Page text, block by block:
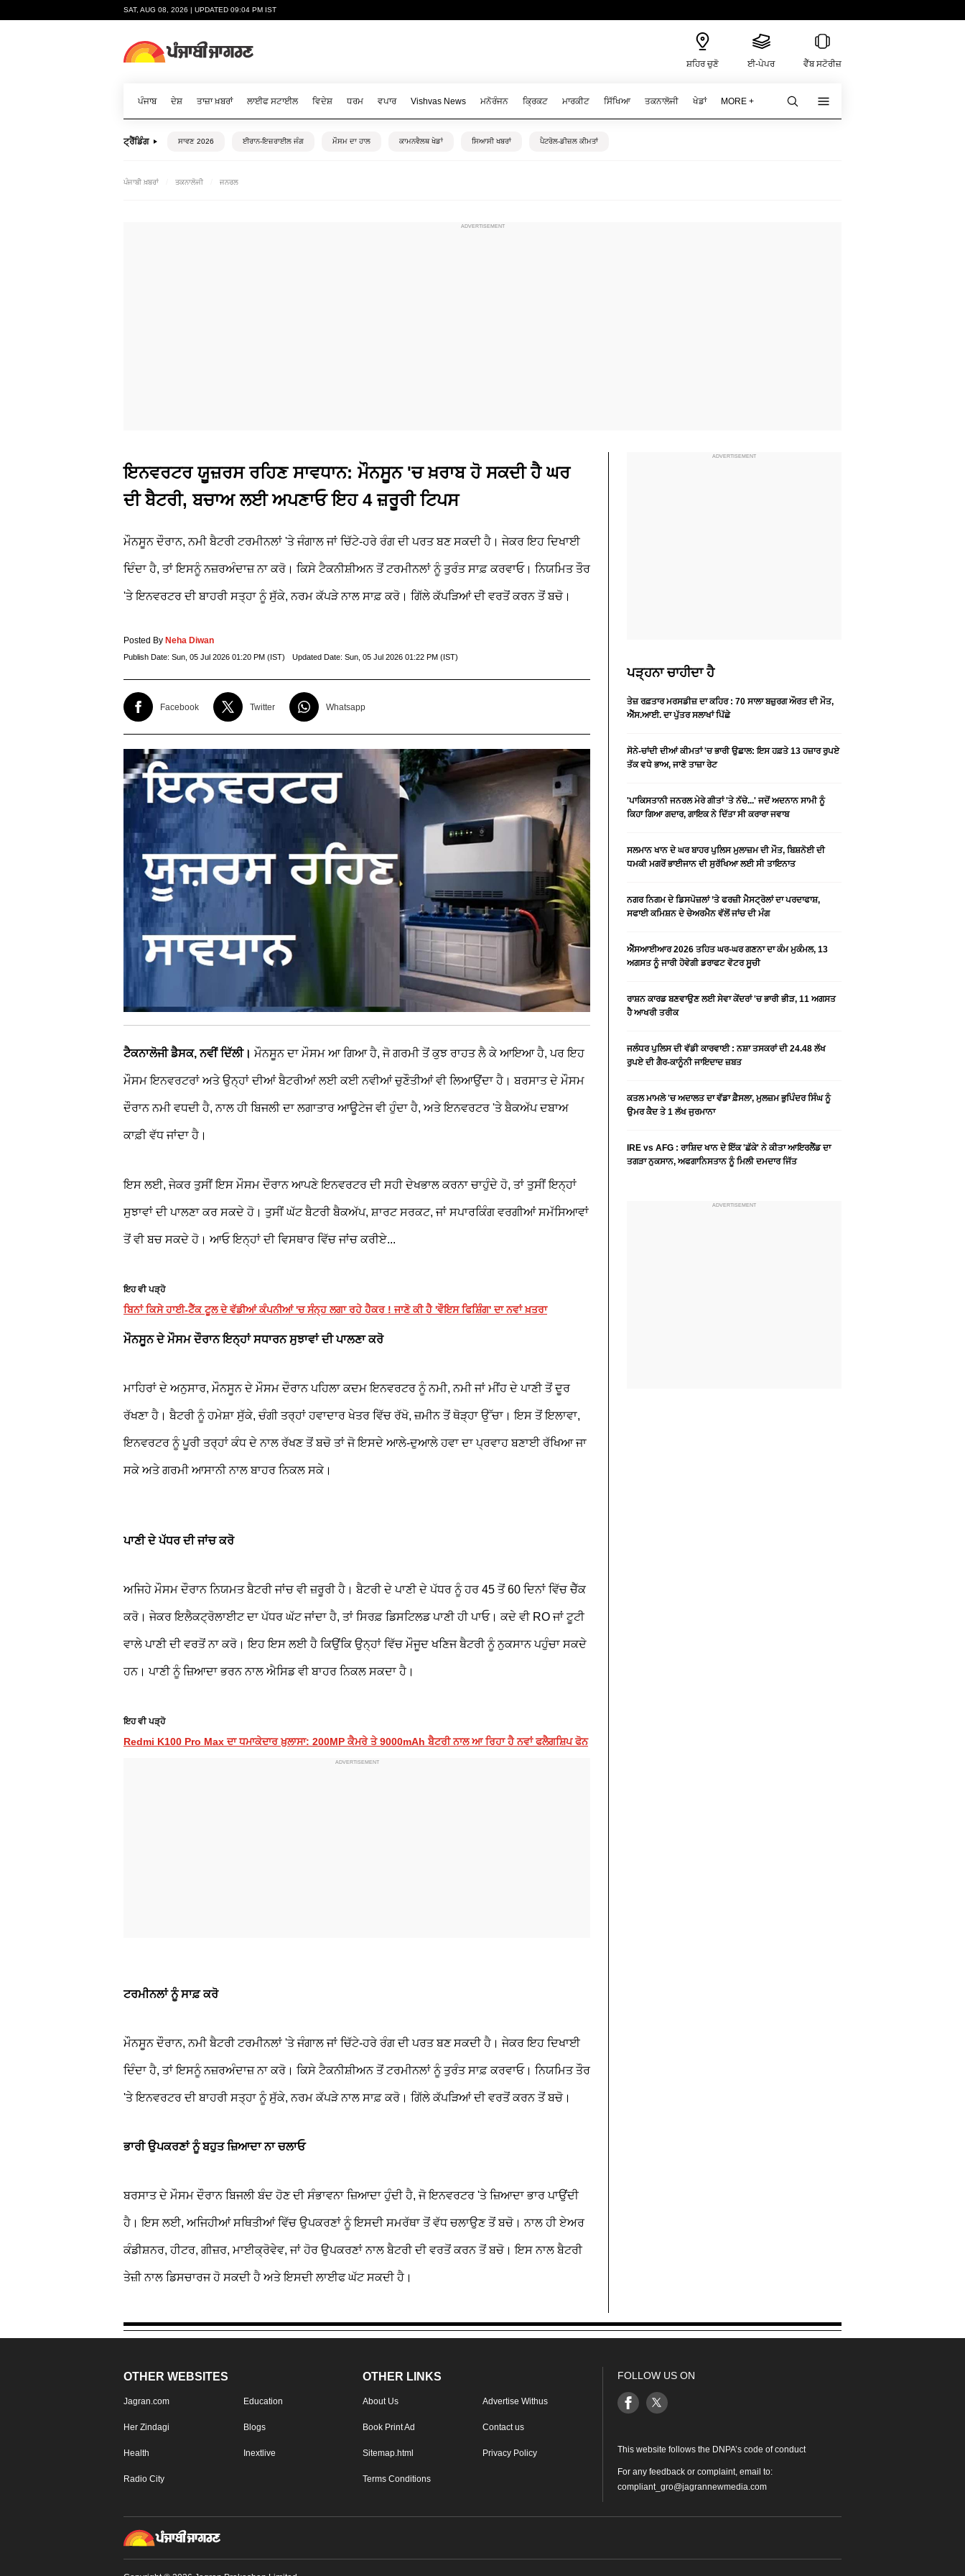
SAT, AUG 08, 2026 | UPDATED 09:04 PM IST
ਸ਼ਹਿਰ ਚੁਣੋ ਈ-ਪੇਪਰ ਵੈੱਬ ਸਟੋਰੀਜ਼
ਪੰਜਾਬ ਦੇਸ਼ ਤਾਜ਼ਾ ਖ਼ਬਰਾਂ ਲਾਈਫ ਸਟਾਈਲ ਵਿਦੇਸ਼ ਧਰਮ ਵਪਾਰ Vishvas News ਮਨੋਰੰਜਨ ਕ੍ਰਿਕਟ ਮਾਰਕੀਟ ਸਿੱਖਿਆ ਤਕਨਾਲੋਜੀ ਖੇਡਾਂ MORE +
ਟ੍ਰੈਂਡਿੰਗ ਸਾਵਣ 2026 ਈਰਾਨ-ਇਜ਼ਰਾਈਲ ਜੰਗ ਮੌਸਮ ਦਾ ਹਾਲ ਕਾਮਨਵੈਲਥ ਖੇਡਾਂ ਸਿਆਸੀ ਖਬਰਾਂ ਪੈਟਰੋਲ-ਡੀਜ਼ਲ ਕੀਮਤਾਂ
ਪੰਜਾਬੀ ਖ਼ਬਰਾਂ ਤਕਨਾਲੋਜੀ ਜਨਰਲ
ਇਨਵਰਟਰ ਯੂਜ਼ਰਸ ਰਹਿਣ ਸਾਵਧਾਨ: ਮੌਨਸੂਨ 'ਚ ਖ਼ਰਾਬ ਹੋ ਸਕਦੀ ਹੈ ਘਰ
ਦੀ ਬੈਟਰੀ, ਬਚਾਅ ਲਈ ਅਪਣਾਓ ਇਹ 4 ਜ਼ਰੂਰੀ ਟਿਪਸ
ਮੌਨਸੂਨ ਦੌਰਾਨ, ਨਮੀ ਬੈਟਰੀ ਟਰਮੀਨਲਾਂ 'ਤੇ ਜੰਗਾਲ ਜਾਂ ਚਿੱਟੇ-ਹਰੇ ਰੰਗ ਦੀ ਪਰਤ ਬਣ ਸਕਦੀ ਹੈ। ਜੇਕਰ ਇਹ ਦਿਖਾਈ
ਦਿੰਦਾ ਹੈ, ਤਾਂ ਇਸਨੂੰ ਨਜ਼ਰਅੰਦਾਜ਼ ਨਾ ਕਰੋ। ਕਿਸੇ ਟੈਕਨੀਸ਼ੀਅਨ ਤੋਂ ਟਰਮੀਨਲਾਂ ਨੂੰ ਤੁਰੰਤ ਸਾਫ਼ ਕਰਵਾਓ। ਨਿਯਮਿਤ ਤੌਰ
'ਤੇ ਇਨਵਰਟਰ ਦੀ ਬਾਹਰੀ ਸਤ੍ਹਾ ਨੂੰ ਸੁੱਕੇ, ਨਰਮ ਕੱਪੜੇ ਨਾਲ ਸਾਫ਼ ਕਰੋ। ਗਿੱਲੇ ਕੱਪੜਿਆਂ ਦੀ ਵਰਤੋਂ ਕਰਨ ਤੋਂ ਬਚੋ।
Posted By Neha Diwan
Publish Date: Sun, 05 Jul 2026 01:20 PM (IST) Updated Date: Sun, 05 Jul 2026 01:22 PM (IST)
Facebook Twitter Whatsapp
ਟੈਕਨਾਲੋਜੀ ਡੈਸਕ, ਨਵੀਂ ਦਿੱਲੀ। ਮੌਨਸੂਨ ਦਾ ਮੌਸਮ ਆ ਗਿਆ ਹੈ, ਜੋ ਗਰਮੀ ਤੋਂ ਕੁਝ ਰਾਹਤ ਲੈ ਕੇ ਆਇਆ ਹੈ, ਪਰ ਇਹ
ਮੌਸਮ ਇਨਵਰਟਰਾਂ ਅਤੇ ਉਨ੍ਹਾਂ ਦੀਆਂ ਬੈਟਰੀਆਂ ਲਈ ਕਈ ਨਵੀਆਂ ਚੁਣੌਤੀਆਂ ਵੀ ਲਿਆਉਂਦਾ ਹੈ। ਬਰਸਾਤ ਦੇ ਮੌਸਮ
ਦੌਰਾਨ ਨਮੀ ਵਧਦੀ ਹੈ, ਨਾਲ ਹੀ ਬਿਜਲੀ ਦਾ ਲਗਾਤਾਰ ਆਊਟੇਜ ਵੀ ਹੁੰਦਾ ਹੈ, ਅਤੇ ਇਨਵਰਟਰ 'ਤੇ ਬੈਕਅੱਪ ਦਬਾਅ
ਕਾਫ਼ੀ ਵੱਧ ਜਾਂਦਾ ਹੈ।
ਇਸ ਲਈ, ਜੇਕਰ ਤੁਸੀਂ ਇਸ ਮੌਸਮ ਦੌਰਾਨ ਆਪਣੇ ਇਨਵਰਟਰ ਦੀ ਸਹੀ ਦੇਖਭਾਲ ਕਰਨਾ ਚਾਹੁੰਦੇ ਹੋ, ਤਾਂ ਤੁਸੀਂ ਇਨ੍ਹਾਂ
ਸੁਝਾਵਾਂ ਦੀ ਪਾਲਣਾ ਕਰ ਸਕਦੇ ਹੋ। ਤੁਸੀਂ ਘੱਟ ਬੈਟਰੀ ਬੈਕਅੱਪ, ਸ਼ਾਰਟ ਸਰਕਟ, ਜਾਂ ਸਪਾਰਕਿੰਗ ਵਰਗੀਆਂ ਸਮੱਸਿਆਵਾਂ
ਤੋਂ ਵੀ ਬਚ ਸਕਦੇ ਹੋ। ਆਓ ਇਨ੍ਹਾਂ ਦੀ ਵਿਸਥਾਰ ਵਿੱਚ ਜਾਂਚ ਕਰੀਏ...
ਇਹ ਵੀ ਪੜ੍ਹੋ
ਬਿਨਾਂ ਕਿਸੇ ਹਾਈ-ਟੈੱਕ ਟੂਲ ਦੇ ਵੱਡੀਆਂ ਕੰਪਨੀਆਂ 'ਚ ਸੰਨ੍ਹ ਲਗਾ ਰਹੇ ਹੈਕਰ ! ਜਾਣੋ ਕੀ ਹੈ 'ਵੌਇਸ ਫਿਸ਼ਿੰਗ' ਦਾ ਨਵਾਂ ਖ਼ਤਰਾ
ਮੌਨਸੂਨ ਦੇ ਮੌਸਮ ਦੌਰਾਨ ਇਨ੍ਹਾਂ ਸਧਾਰਨ ਸੁਝਾਵਾਂ ਦੀ ਪਾਲਣਾ ਕਰੋ
ਮਾਹਿਰਾਂ ਦੇ ਅਨੁਸਾਰ, ਮੌਨਸੂਨ ਦੇ ਮੌਸਮ ਦੌਰਾਨ ਪਹਿਲਾ ਕਦਮ ਇਨਵਰਟਰ ਨੂੰ ਨਮੀ, ਨਮੀ ਜਾਂ ਮੀਂਹ ਦੇ ਪਾਣੀ ਤੋਂ ਦੂਰ
ਰੱਖਣਾ ਹੈ। ਬੈਟਰੀ ਨੂੰ ਹਮੇਸ਼ਾ ਸੁੱਕੇ, ਚੰਗੀ ਤਰ੍ਹਾਂ ਹਵਾਦਾਰ ਖੇਤਰ ਵਿੱਚ ਰੱਖੋ, ਜ਼ਮੀਨ ਤੋਂ ਥੋੜ੍ਹਾ ਉੱਚਾ। ਇਸ ਤੋਂ ਇਲਾਵਾ,
ਇਨਵਰਟਰ ਨੂੰ ਪੂਰੀ ਤਰ੍ਹਾਂ ਕੰਧ ਦੇ ਨਾਲ ਰੱਖਣ ਤੋਂ ਬਚੋ ਤਾਂ ਜੋ ਇਸਦੇ ਆਲੇ-ਦੁਆਲੇ ਹਵਾ ਦਾ ਪ੍ਰਵਾਹ ਬਣਾਈ ਰੱਖਿਆ ਜਾ
ਸਕੇ ਅਤੇ ਗਰਮੀ ਆਸਾਨੀ ਨਾਲ ਬਾਹਰ ਨਿਕਲ ਸਕੇ।
ਪਾਣੀ ਦੇ ਪੱਧਰ ਦੀ ਜਾਂਚ ਕਰੋ
ਅਜਿਹੇ ਮੌਸਮ ਦੌਰਾਨ ਨਿਯਮਤ ਬੈਟਰੀ ਜਾਂਚ ਵੀ ਜ਼ਰੂਰੀ ਹੈ। ਬੈਟਰੀ ਦੇ ਪਾਣੀ ਦੇ ਪੱਧਰ ਨੂੰ ਹਰ 45 ਤੋਂ 60 ਦਿਨਾਂ ਵਿੱਚ ਚੈੱਕ
ਕਰੋ। ਜੇਕਰ ਇਲੈਕਟ੍ਰੋਲਾਈਟ ਦਾ ਪੱਧਰ ਘੱਟ ਜਾਂਦਾ ਹੈ, ਤਾਂ ਸਿਰਫ਼ ਡਿਸਟਿਲਡ ਪਾਣੀ ਹੀ ਪਾਓ। ਕਦੇ ਵੀ RO ਜਾਂ ਟੂਟੀ
ਵਾਲੇ ਪਾਣੀ ਦੀ ਵਰਤੋਂ ਨਾ ਕਰੋ। ਇਹ ਇਸ ਲਈ ਹੈ ਕਿਉਂਕਿ ਉਨ੍ਹਾਂ ਵਿੱਚ ਮੌਜੂਦ ਖਣਿਜ ਬੈਟਰੀ ਨੂੰ ਨੁਕਸਾਨ ਪਹੁੰਚਾ ਸਕਦੇ
ਹਨ। ਪਾਣੀ ਨੂੰ ਜ਼ਿਆਦਾ ਭਰਨ ਨਾਲ ਐਸਿਡ ਵੀ ਬਾਹਰ ਨਿਕਲ ਸਕਦਾ ਹੈ।
ਇਹ ਵੀ ਪੜ੍ਹੋ
Redmi K100 Pro Max ਦਾ ਧਮਾਕੇਦਾਰ ਖ਼ੁਲਾਸਾ: 200MP ਕੈਮਰੇ ਤੇ 9000mAh ਬੈਟਰੀ ਨਾਲ ਆ ਰਿਹਾ ਹੈ ਨਵਾਂ ਫਲੈਗਸ਼ਿਪ ਫੋਨ
ਟਰਮੀਨਲਾਂ ਨੂੰ ਸਾਫ਼ ਕਰੋ
ਮੌਨਸੂਨ ਦੌਰਾਨ, ਨਮੀ ਬੈਟਰੀ ਟਰਮੀਨਲਾਂ 'ਤੇ ਜੰਗਾਲ ਜਾਂ ਚਿੱਟੇ-ਹਰੇ ਰੰਗ ਦੀ ਪਰਤ ਬਣ ਸਕਦੀ ਹੈ। ਜੇਕਰ ਇਹ ਦਿਖਾਈ
ਦਿੰਦਾ ਹੈ, ਤਾਂ ਇਸਨੂੰ ਨਜ਼ਰਅੰਦਾਜ਼ ਨਾ ਕਰੋ। ਕਿਸੇ ਟੈਕਨੀਸ਼ੀਅਨ ਤੋਂ ਟਰਮੀਨਲਾਂ ਨੂੰ ਤੁਰੰਤ ਸਾਫ਼ ਕਰਵਾਓ। ਨਿਯਮਿਤ ਤੌਰ
'ਤੇ ਇਨਵਰਟਰ ਦੀ ਬਾਹਰੀ ਸਤ੍ਹਾ ਨੂੰ ਸੁੱਕੇ, ਨਰਮ ਕੱਪੜੇ ਨਾਲ ਸਾਫ਼ ਕਰੋ। ਗਿੱਲੇ ਕੱਪੜਿਆਂ ਦੀ ਵਰਤੋਂ ਕਰਨ ਤੋਂ ਬਚੋ।
ਭਾਰੀ ਉਪਕਰਣਾਂ ਨੂੰ ਬਹੁਤ ਜ਼ਿਆਦਾ ਨਾ ਚਲਾਓ
ਬਰਸਾਤ ਦੇ ਮੌਸਮ ਦੌਰਾਨ ਬਿਜਲੀ ਬੰਦ ਹੋਣ ਦੀ ਸੰਭਾਵਨਾ ਜ਼ਿਆਦਾ ਹੁੰਦੀ ਹੈ, ਜੋ ਇਨਵਰਟਰ 'ਤੇ ਜ਼ਿਆਦਾ ਭਾਰ ਪਾਉਂਦੀ
ਹੈ। ਇਸ ਲਈ, ਅਜਿਹੀਆਂ ਸਥਿਤੀਆਂ ਵਿੱਚ ਉਪਕਰਣਾਂ ਨੂੰ ਇਸਦੀ ਸਮਰੱਥਾ ਤੋਂ ਵੱਧ ਚਲਾਉਣ ਤੋਂ ਬਚੋ। ਨਾਲ ਹੀ ਏਅਰ
ਕੰਡੀਸ਼ਨਰ, ਹੀਟਰ, ਗੀਜ਼ਰ, ਮਾਈਕ੍ਰੋਵੇਵ, ਜਾਂ ਹੋਰ ਉਪਕਰਣਾਂ ਨਾਲ ਬੈਟਰੀ ਦੀ ਵਰਤੋਂ ਕਰਨ ਤੋਂ ਬਚੋ। ਇਸ ਨਾਲ ਬੈਟਰੀ
ਤੇਜ਼ੀ ਨਾਲ ਡਿਸਚਾਰਜ ਹੋ ਸਕਦੀ ਹੈ ਅਤੇ ਇਸਦੀ ਲਾਈਫ ਘੱਟ ਸਕਦੀ ਹੈ।
ਪੜ੍ਹਨਾ ਚਾਹੀਦਾ ਹੈ
ਤੇਜ਼ ਰਫ਼ਤਾਰ ਮਰਸਡੀਜ਼ ਦਾ ਕਹਿਰ : 70 ਸਾਲਾ ਬਜ਼ੁਰਗ ਔਰਤ ਦੀ ਮੌਤ,
ਐੱਸ.ਆਈ. ਦਾ ਪੁੱਤਰ ਸਲਾਖਾਂ ਪਿੱਛੇ
ਸੋਨੇ-ਚਾਂਦੀ ਦੀਆਂ ਕੀਮਤਾਂ 'ਚ ਭਾਰੀ ਉਛਾਲ: ਇਸ ਹਫ਼ਤੇ 13 ਹਜ਼ਾਰ ਰੁਪਏ
ਤੱਕ ਵਧੇ ਭਾਅ, ਜਾਣੋ ਤਾਜ਼ਾ ਰੇਟ
'ਪਾਕਿਸਤਾਨੀ ਜਨਰਲ ਮੇਰੇ ਗੀਤਾਂ 'ਤੇ ਨੱਚੇ...' ਜਦੋਂ ਅਦਨਾਨ ਸਾਮੀ ਨੂੰ
ਕਿਹਾ ਗਿਆ ਗਦਾਰ, ਗਾਇਕ ਨੇ ਦਿੱਤਾ ਸੀ ਕਰਾਰਾ ਜਵਾਬ
ਸਲਮਾਨ ਖਾਨ ਦੇ ਘਰ ਬਾਹਰ ਪੁਲਿਸ ਮੁਲਾਜ਼ਮ ਦੀ ਮੌਤ, ਬਿਸ਼ਨੋਈ ਦੀ
ਧਮਕੀ ਮਗਰੋਂ ਭਾਈਜਾਨ ਦੀ ਸੁਰੱਖਿਆ ਲਈ ਸੀ ਤਾਇਨਾਤ
ਨਗਰ ਨਿਗਮ ਦੇ ਡਿਸਪੋਜ਼ਲਾਂ ’ਤੇ ਫਰਜ਼ੀ ਮੈਸਟ੍ਰੋਲਾਂ ਦਾ ਪਰਦਾਫਾਸ਼,
ਸਫਾਈ ਕਮਿਸ਼ਨ ਦੇ ਚੇਅਰਮੈਨ ਵੱਲੋਂ ਜਾਂਚ ਦੀ ਮੰਗ
ਐੱਸਆਈਆਰ 2026 ਤਹਿਤ ਘਰ-ਘਰ ਗਣਨਾ ਦਾ ਕੰਮ ਮੁਕੰਮਲ, 13
ਅਗਸਤ ਨੂੰ ਜਾਰੀ ਹੋਵੇਗੀ ਡਰਾਫਟ ਵੋਟਰ ਸੂਚੀ
ਰਾਸ਼ਨ ਕਾਰਡ ਬਣਵਾਉਣ ਲਈ ਸੇਵਾ ਕੇਂਦਰਾਂ 'ਚ ਭਾਰੀ ਭੀੜ, 11 ਅਗਸਤ
ਹੈ ਆਖਰੀ ਤਰੀਕ
ਜਲੰਧਰ ਪੁਲਿਸ ਦੀ ਵੱਡੀ ਕਾਰਵਾਈ : ਨਸ਼ਾ ਤਸਕਰਾਂ ਦੀ 24.48 ਲੱਖ
ਰੁਪਏ ਦੀ ਗੈਰ-ਕਾਨੂੰਨੀ ਜਾਇਦਾਦ ਜ਼ਬਤ
ਕਤਲ ਮਾਮਲੇ 'ਚ ਅਦਾਲਤ ਦਾ ਵੱਡਾ ਫ਼ੈਸਲਾ, ਮੁਲਜ਼ਮ ਭੁਪਿੰਦਰ ਸਿੰਘ ਨੂੰ
ਉਮਰ ਕੈਦ ਤੇ 1 ਲੱਖ ਜੁਰਮਾਨਾ
IRE vs AFG : ਰਾਸ਼ਿਦ ਖਾਨ ਦੇ ਇੱਕ 'ਛੱਕੇ' ਨੇ ਕੀਤਾ ਆਇਰਲੈਂਡ ਦਾ
ਤਗੜਾ ਨੁਕਸਾਨ, ਅਫਗਾਨਿਸਤਾਨ ਨੂੰ ਮਿਲੀ ਦਮਦਾਰ ਜਿੱਤ
OTHER WEBSITES
Jagran.com Education
Her Zindagi Blogs
Health Inextlive
Radio City
OTHER LINKS
About Us Advertise Withus
Book Print Ad Contact us
Sitemap.html Privacy Policy
Terms Conditions
FOLLOW US ON
This website follows the DNPA’s code of conduct
For any feedback or complaint, email to:
compliant_gro@jagrannewmedia.com